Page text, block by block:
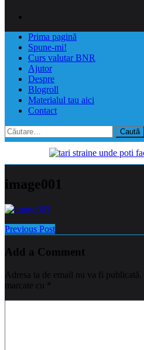
Prima pagină
Spune-mi!
Curs valutar BNR
Ajutor
Despre
Blogroll
Materialul tau aici
Contact
Caută
după:
image001
Previous Post
Add a Comment
Adresa ta de email nu va fi publicată.
marcate cu